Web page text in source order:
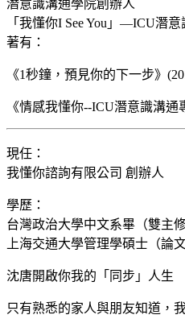
潛意識溝通學院創辦人
「我懂你I See You」—ICU潛
著有：
《1秒鐘，預見你的下一步》
《情感我懂你--ICU潛意識溝通
現任：
我懂你諮詢有限公司 創辦人
學歷：
台灣政治大學中文系畢（雙主修
上海交通大學管理學碩士（論
沈唐開啟你我的「同步」人生
只有熟悉的家人與朋友知道，